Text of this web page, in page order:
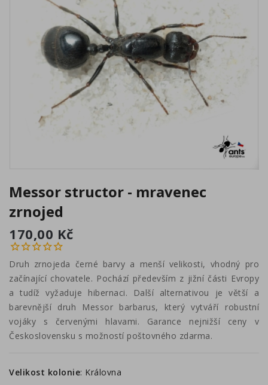
Messor structor - mravenec
zrnojed
170,00 Kč
Druh zrnojeda černé barvy a menší velikosti, vhodný pro
začínající chovatele. Pochází především z jižní části Evropy
a tudíž vyžaduje hibernaci. Další alternativou je větší a
barevnější druh Messor barbarus, který vytváří robustní
vojáky s červenými hlavami. Garance nejnižší ceny v
Československu s možností poštovného zdarma.
Velikost kolonie: Královna